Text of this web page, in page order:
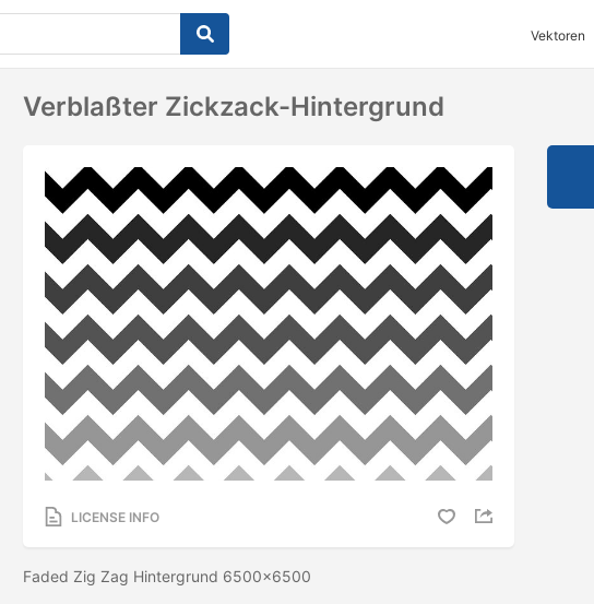
Vektoren
Verblaßter Zickzack-Hintergrund
LICENSE INFO
Faded Zig Zag Hintergrund 6500x6500